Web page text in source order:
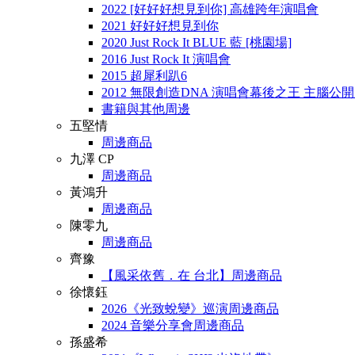
2022 [好好好想見到你] 高雄跨年演唱會
2021 好好好想見到你
2020 Just Rock It BLUE 藍 [桃園場]
2016 Just Rock It 演唱會
2015 超犀利趴6
2012 無限創造DNA 演唱會幕後之王 主腦公
書籍與其他周邊
五堅情
周邊商品
九澤 CP
周邊商品
黃鴻升
周邊商品
陳零九
周邊商品
齊豫
【風采依舊．在 台北】周邊商品
徐懷鈺
2026《光致蛻變》巡演周邊商品
2024 音樂分享會周邊商品
孫盛希